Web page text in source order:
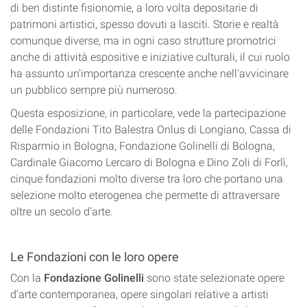
di ben distinte fisionomie, a loro volta depositarie di
patrimoni artistici, spesso dovuti a lasciti. Storie e realtà
comunque diverse, ma in ogni caso strutture promotrici
anche di attività espositive e iniziative culturali, il cui ruolo
ha assunto un'importanza crescente anche nell'avvicinare
un pubblico sempre più numeroso.
Questa esposizione, in particolare, vede la partecipazione
delle Fondazioni Tito Balestra Onlus di Longiano, Cassa di
Risparmio in Bologna, Fondazione Golinelli di Bologna,
Cardinale Giacomo Lercaro di Bologna e Dino Zoli di Forlì,
cinque fondazioni molto diverse tra loro che portano una
selezione molto eterogenea che permette di attraversare
oltre un secolo d’arte.
Le Fondazioni con le loro opere
Con la Fondazione Golinelli sono state selezionate opere
d’arte contemporanea, opere singolari relative a artisti